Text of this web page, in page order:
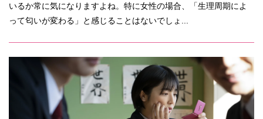
いるか常に気になりますよね。特に女性の場合、「生理周期によ
って匂いが変わる」と感じることはないでしょ...